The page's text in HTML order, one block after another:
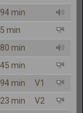
94 min
5 min
80 min
45 min
94 min
V1
23 min
V2